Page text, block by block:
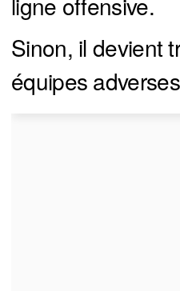
Sinon, il devient
équipes